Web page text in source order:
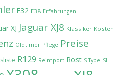
E32 E38 Erfahrungen
XJ Jaguar XJ8 Klassiker Kosten
Oldtimer Pflege Preise
R129 Reimport Rost S-Type SL